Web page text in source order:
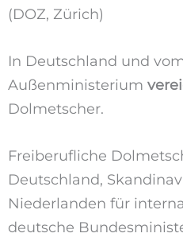
(DOZ, Zürich)
In Deutschland und
Außenministerium
Dolmetscher.
Freiberufliche
Deutschland,
Niederlanden für
deutsche